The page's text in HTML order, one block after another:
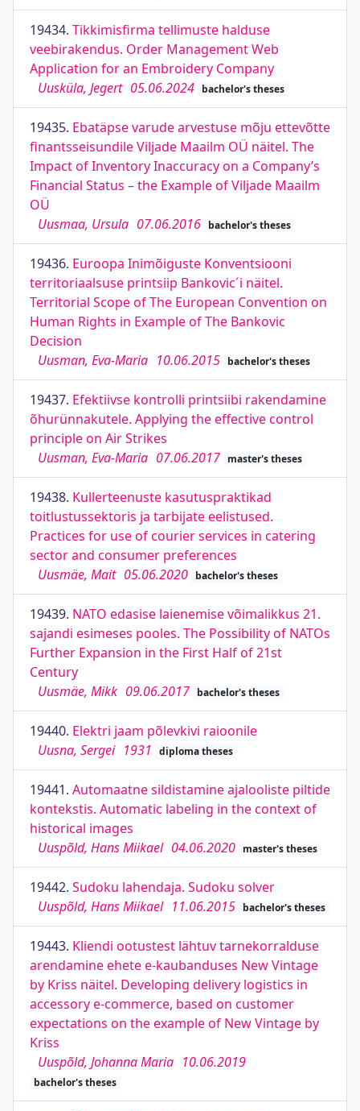
19434. Tikkimisfirma tellimuste halduse
veebirakendus. Order Management Web
Application for an Embroidery Company
Uusküla, Jegert 05.06.2024 bachelor's theses
19435. Ebatäpse varude arvestuse mõju ettevõtte
finantsseisundile Viljade Maailm OÜ näitel. The
Impact of Inventory Inaccuracy on a Company’s
Financial Status – the Example of Viljade Maailm
OÜ
Uusmaa, Ursula 07.06.2016 bachelor's theses
19436. Euroopa Inimõiguste Konventsiooni
territoriaalsuse printsiip Bankovic´i näitel.
Territorial Scope of The European Convention on
Human Rights in Example of The Bankovic
Decision
Uusman, Eva-Maria 10.06.2015 bachelor's theses
19437. Efektiivse kontrolli printsiibi rakendamine
õhurünnakutele. Applying the effective control
principle on Air Strikes
Uusman, Eva-Maria 07.06.2017 master's theses
19438. Kullerteenuste kasutuspraktikad
toitlustussektoris ja tarbijate eelistused.
Practices for use of courier services in catering
sector and consumer preferences
Uusmäe, Mait 05.06.2020 bachelor's theses
19439. NATO edasise laienemise võimalikkus 21.
sajandi esimeses pooles. The Possibility of NATOs
Further Expansion in the First Half of 21st
Century
Uusmäe, Mikk 09.06.2017 bachelor's theses
19440. Elektri jaam põlevkivi raioonile
Uusna, Sergei 1931 diploma theses
19441. Automaatne sildistamine ajalooliste piltide
kontekstis. Automatic labeling in the context of
historical images
Uuspõld, Hans Miikael 04.06.2020 master's theses
19442. Sudoku lahendaja. Sudoku solver
Uuspõld, Hans Miikael 11.06.2015 bachelor's theses
19443. Kliendi ootustest lähtuv tarnekorralduse
arendamine ehete e-kaubanduses New Vintage
by Kriss näitel. Developing delivery logistics in
accessory e-commerce, based on customer
expectations on the example of New Vintage by
Kriss
Uuspõld, Johanna Maria 10.06.2019
bachelor's theses